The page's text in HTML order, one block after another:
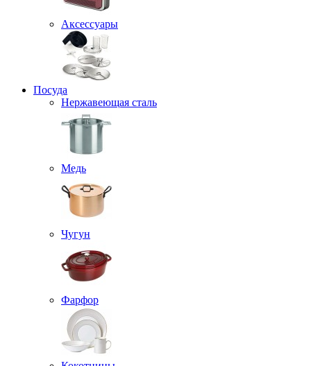
Аксессуары
Посуда
Нержавеющая сталь
Медь
Чугун
Фарфор